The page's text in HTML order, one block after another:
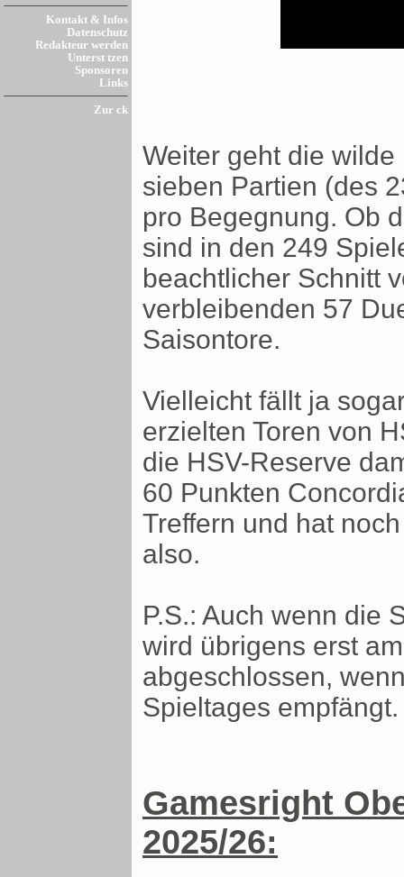
Kontakt & Infos
Datenschutz
Redakteur werden
Unterst tzen
Sponsoren
Links
Zur ck
Weiter geht die
sieben Partien (des
pro Begegnung. Ob
sind in den 249
beachtlicher Schnitt
verbleibenden 57
Saisontore.
Vielleicht fällt ja
erzielten Toren von
die HSV-Reserve
60 Punkten
Treffern und hat
also.
P.S.: Auch wenn die
wird übrigens erst
abgeschlossen,
Spieltages empfängt.
Gamesright
2025/26: